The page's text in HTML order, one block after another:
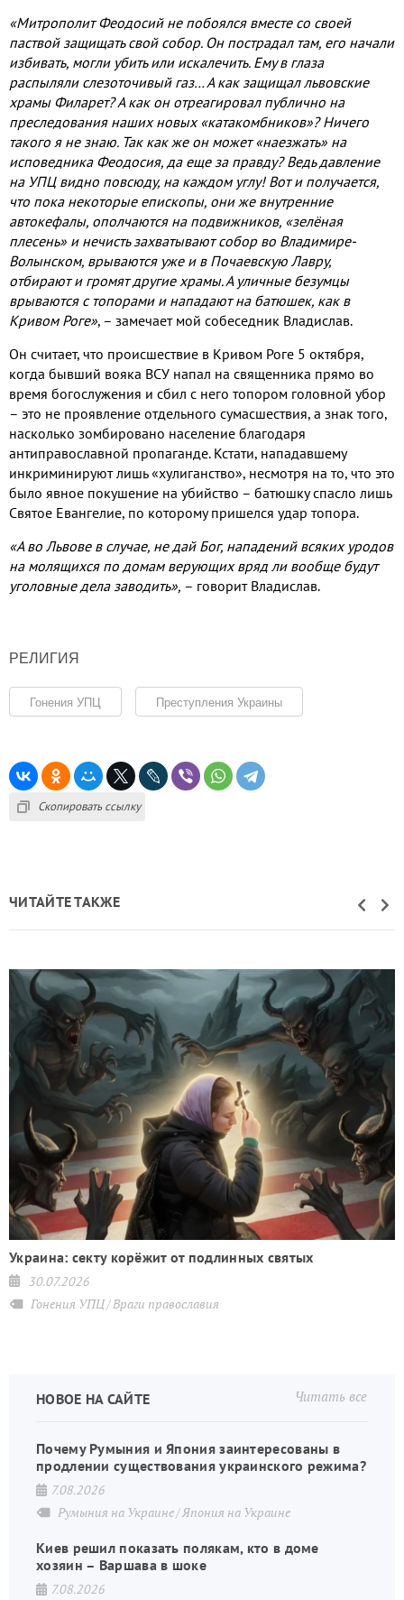
«Митрополит Феодосий не побоялся вместе со своей
паствой защищать свой собор. Он пострадал там, его начали
избивать, могли убить или искалечить. Ему в глаза
распыляли слезоточивый газ… А как защищал львовские
храмы Филарет? А как он отреагировал публично на
преследования наших новых «катакомбников»? Ничего
такого я не знаю. Так как же он может «наезжать» на
исповедника Феодосия, да еще за правду? Ведь давление
на УПЦ видно повсюду, на каждом углу! Вот и получается,
что пока некоторые епископы, они же внутренние
автокефалы, ополчаются на подвижников, «зелёная
плесень» и нечисть захватывают собор во Владимире-
Волынском, врываются уже и в Почаевскую Лавру,
отбирают и громят другие храмы. А уличные безумцы
врываются с топорами и нападают на батюшек, как в
Кривом Роге», – замечает мой собеседник Владислав.
Он считает, что происшествие в Кривом Роге 5 октября,
когда бывший вояка ВСУ напал на священника прямо во
время богослужения и сбил с него топором головной убор
– это не проявление отдельного сумасшествия, а знак того,
насколько зомбировано население благодаря
антиправославной пропаганде. Кстати, нападавшему
инкриминируют лишь «хулиганство», несмотря на то, что это
было явное покушение на убийство – батюшку спасло лишь
Святое Евангелие, по которому пришелся удар топора.
«А во Львове в случае, не дай Бог, нападений всяких уродов
на молящихся по домам верующих вряд ли вообще будут
уголовные дела заводить», – говорит Владислав.
РЕЛИГИЯ
Гонения УПЦ Преступления Украины
Скопировать ссылку
ЧИТАЙТЕ ТАКЖЕ
Украина: секту корёжит от подлинных святых
30.07.2026
Гонения УПЦ Враги православия
Читать все
НОВОЕ НА САЙТЕ
Почему Румыния и Япония заинтересованы в
продлении существования украинского режима?
7.08.2026
Румыния на Украине Япония на Украине
Киев решил показать полякам, кто в доме
хозяин – Варшава в шоке
7.08.2026